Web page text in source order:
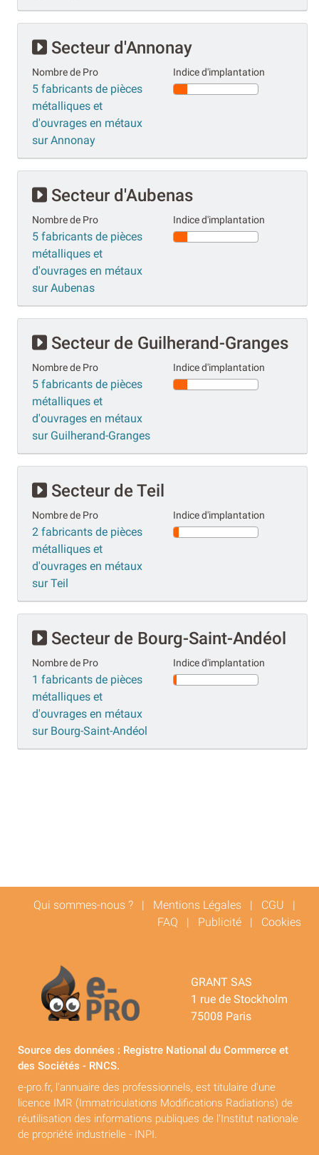
Secteur d'Annonay
Nombre de Pro
5 fabricants de pièces
métalliques et
d'ouvrages en métaux
sur Annonay
Indice d'implantation
Secteur d'Aubenas
Nombre de Pro
5 fabricants de pièces
métalliques et
d'ouvrages en métaux
sur Aubenas
Indice d'implantation
Secteur de Guilherand-Granges
Nombre de Pro
5 fabricants de pièces
métalliques et
d'ouvrages en métaux
sur Guilherand-Granges
Indice d'implantation
Secteur de Teil
Nombre de Pro
2 fabricants de pièces
métalliques et
d'ouvrages en métaux
sur Teil
Indice d'implantation
Secteur de Bourg-Saint-Andéol
Nombre de Pro
1 fabricants de pièces
métalliques et
d'ouvrages en métaux
sur Bourg-Saint-Andéol
Indice d'implantation
Qui sommes-nous ? | Mentions Légales | CGU |
FAQ | Publicité | Cookies
GRANT SAS
1 rue de Stockholm
75008 Paris
Source des données : Registre National du Commerce et
des Sociétés - RNCS.
e-pro.fr, l'annuaire des professionnels, est titulaire d'une
licence IMR (Immatriculations Modifications Radiations) de
réutilisation des informations publiques de l'Institut nationale
de propriété industrielle - INPI.